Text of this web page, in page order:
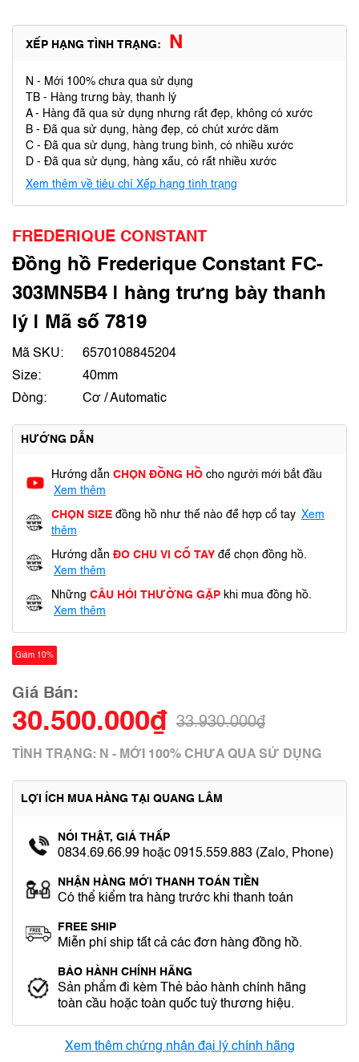
XẾP HẠNG TÌNH TRẠNG: N
N - Mới 100% chưa qua sử dụng
TB - Hàng trưng bày, thanh lý
A - Hàng đã qua sử dụng nhưng rất đẹp, không có xước
B - Đã qua sử dụng, hàng đẹp, có chút xước dăm
C - Đã qua sử dụng, hàng trung bình, có nhiều xước
D - Đã qua sử dụng, hàng xấu, có rất nhiều xước
Xem thêm về tiêu chí Xếp hạng tình trạng
FREDERIQUE CONSTANT
Đồng hồ Frederique Constant FC-
303MN5B4 | hàng trưng bày thanh
lý | Mã số 7819
Mã SKU:
6570108845204
Size:
40mm
Dòng:
Cơ / Automatic
HƯỚNG DẪN
Hướng dẫn CHỌN ĐỒNG HỒ cho người mới bắt đầu
Xem thêm
CHỌN SIZE đồng hồ như thế nào để hợp cổ tay Xem
thêm
Hướng dẫn ĐO CHU VI CỔ TAY để chọn đồng hồ.
Xem thêm
Những CÂU HỎI THƯỜNG GẶP khi mua đồng hồ.
Xem thêm
Giảm 10%
Giá Bán:
30.500.000₫ 33.930.000₫
TÌNH TRẠNG: N - MỚI 100% CHƯA QUA SỬ DỤNG
LỢI ÍCH MUA HÀNG TẠI QUANG LÂM
NÓI THẬT, GIÁ THẤP
0834.69.66.99 hoặc 0915.559.883 (Zalo, Phone)
NHẬN HÀNG MỚI THANH TOÁN TIỀN
Có thể kiểm tra hàng trước khi thanh toán
FREE SHIP
Miễn phí ship tất cả các đơn hàng đồng hồ.
BẢO HÀNH CHÍNH HÃNG
Sản phẩm đi kèm Thẻ bảo hành chính hãng
toàn cầu hoặc toàn quốc tuỳ thương hiệu.
Xem thêm chứng nhận đại lý chính hãng